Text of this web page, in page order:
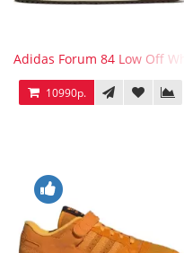
Adidas Forum 84 Low Off
10990р.